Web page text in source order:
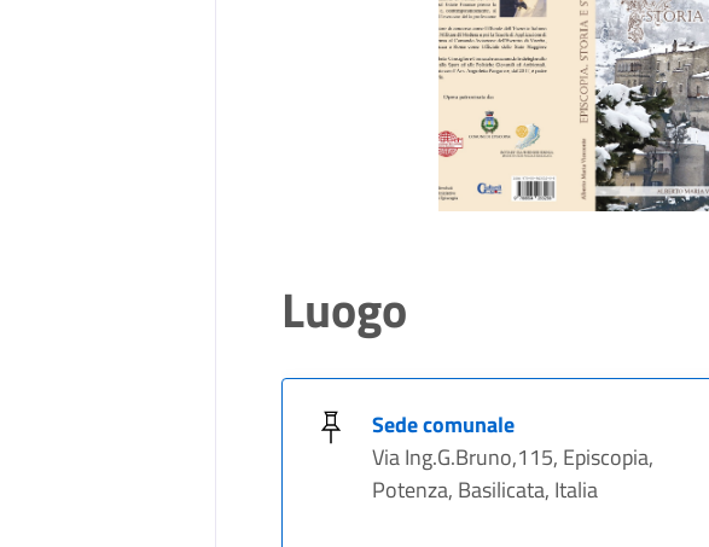
Luogo
Sede comunale
Via Ing.G.Bruno,115, Episcopia,
Potenza, Basilicata, Italia